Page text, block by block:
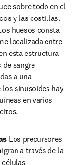
sobre todo en el
y las costillas.
huesos consta
localizada entre
esta estructura
sangre
a una
los sinusoides hay
en varios
Los precursores
a través de la
células